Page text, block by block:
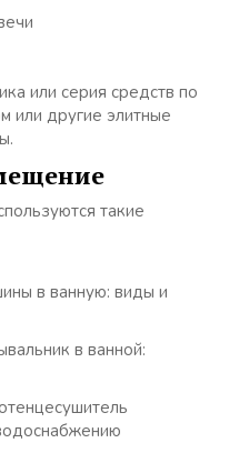
или серия средств по
или другие элитные
такие
в ванную: виды и
в ванной: